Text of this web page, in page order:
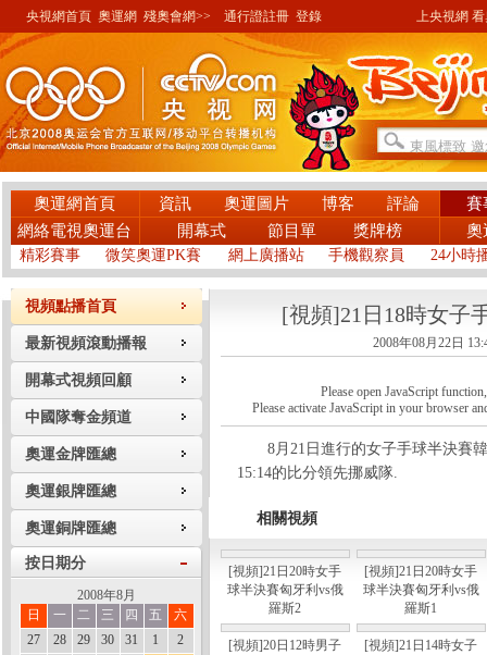
央視網首頁 奧運網 殘奧會網>> 通行證註冊 登錄 上央視網 看奧
奧運網首頁 資訊 奧運圖片 博客 評論
賽
網絡電視奧運台
開幕式 節目單 獎牌榜 奧
精彩賽事 微笑奧運PK賽 網上廣播站 手機觀察員 24小時
視頻點播首頁
最新視頻滾動播報
開幕式視頻回顧
中國隊奪金頻道
奧運金牌匯總
奧運銀牌匯總
奧運銅牌匯總
按日期分
2008年8月
日
一 二 三 四 五
六
27
28 29 30 31 1
2
[視頻]21日18時女子
2008年08月22日
Please open JavaScript
Please activate JavaScript in your browser
8月21日進行的女子手球半決賽韓
15:14的比分領先挪威隊.
相關視頻
[視頻]21日20時女手
球半決賽匈牙利vs俄
羅斯2
[視頻]21日20時女手
球半決賽匈牙利vs俄
羅斯1
[視頻]20日12時男子
[視頻]21日14時女子